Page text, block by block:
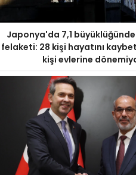
Japonya'da 7,1
felaketi: 28 kişi hayatını
kişi evlerine